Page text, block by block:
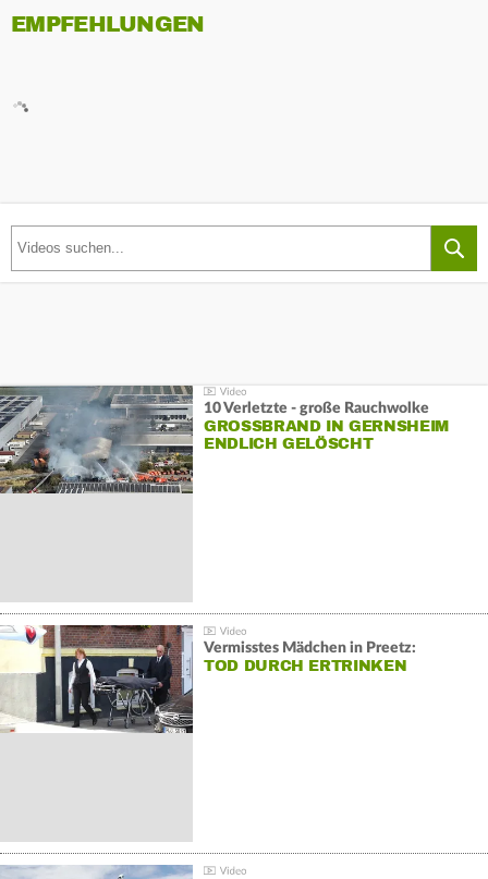
EMPFEHLUNGEN
10 Verletzte - große Rauchwolke
GROSSBRAND IN GERNSHEIM E
NDLICH GELÖSCHT
Vermisstes Mädchen in Preetz:
TOD DURCH ERTRINKEN